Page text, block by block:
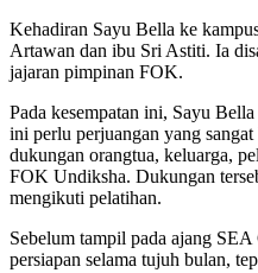
Kehadiran Sayu Bella ke
Artawan dan ibu Sri Astiti. Ia
jajaran pimpinan FOK.
Pada kesempatan ini, Sayu
ini perlu perjuangan yang
dukungan orangtua, keluarga,
FOK Undiksha. Dukungan
mengikuti pelatihan.
Sebelum tampil pada ajang
persiapan selama tujuh bulan,